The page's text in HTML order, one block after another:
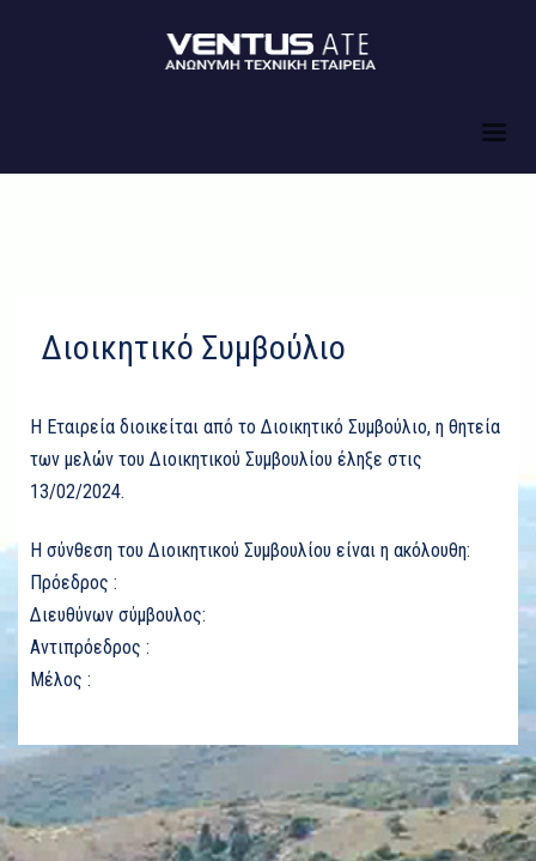
Διοικητικό Συμβούλιο
Η Εταιρεία διοικείται από το Διοικητικό Συμβούλιο, η θητεία
των μελών του Διοικητικού Συμβουλίου έληξε στις
13/02/2024.
Η σύνθεση του Διοικητικού Συμβουλίου είναι η ακόλουθη:
Πρόεδρος :
Διευθύνων σύμβουλος:
Αντιπρόεδρος :
Μέλος :